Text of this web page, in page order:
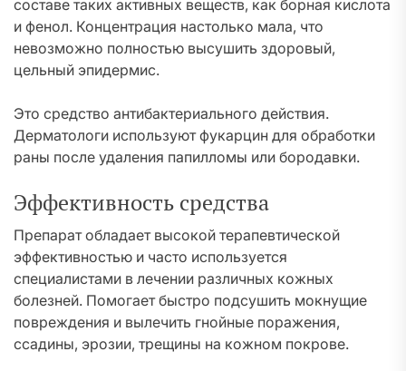
составе таких активных веществ, как борная кислота
и фенол. Концентрация настолько мала, что
невозможно полностью высушить здоровый,
цельный эпидермис.
Это средство антибактериального действия.
Дерматологи используют фукарцин для обработки
раны после удаления папилломы или бородавки.
Эффективность средства
Препарат обладает высокой терапевтической
эффективностью и часто используется
специалистами в лечении различных кожных
болезней. Помогает быстро подсушить мокнущие
повреждения и вылечить гнойные поражения,
ссадины, эрозии, трещины на кожном покрове.